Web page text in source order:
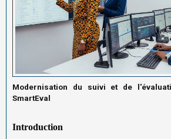
Modernisation du suivi et de
SmartEval
Introduction